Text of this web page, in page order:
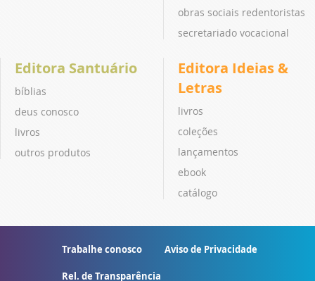
obras sociais redentoristas
secretariado vocacional
Editora Santuário
bíblias
deus conosco
livros
outros produtos
Editora Ideias &
Letras
livros
coleções
lançamentos
ebook
catálogo
Trabalhe conosco Aviso de Privacidade
Rel. de Transparência